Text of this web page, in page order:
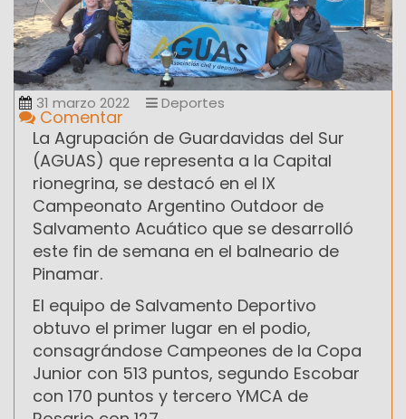
31 marzo 2022 Deportes
Comentar
La Agrupación de Guardavidas del Sur
(AGUAS) que representa a la Capital
rionegrina, se destacó en el IX
Campeonato Argentino Outdoor de
Salvamento Acuático que se desarrolló
este fin de semana en el balneario de
Pinamar.
El equipo de Salvamento Deportivo
obtuvo el primer lugar en el podio,
consagrándose Campeones de la Copa
Junior con 513 puntos, segundo Escobar
con 170 puntos y tercero YMCA de